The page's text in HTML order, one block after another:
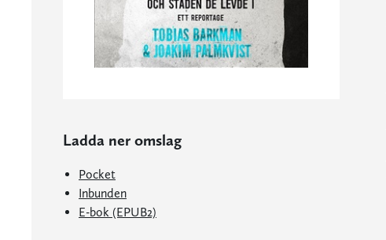
Ladda ner omslag
Pocket
Inbunden
E-bok (EPUB2)